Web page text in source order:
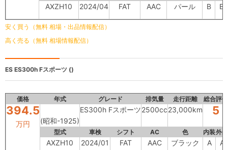
AXZH10 2024/04 FAT AAC パール B B
安く買う（無料 相場・出品情報配信）
高く売る（無料 相場情報配信）
ES ES300h Fスポーツ ()
価格 年式 グレード 排気量 走行距離 総合評価
394.5
万円 (昭和-1925)
ES300h Fスポーツ2500cc23,000km 5
型式 車検 シフト AC 色 内装外装
AXZH10 2024/01 FAT AAC ブラック A A